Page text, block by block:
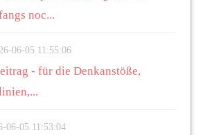
noc...
06-05 11:55:06
- für die Denkanstöße,
06-05 11:53:04